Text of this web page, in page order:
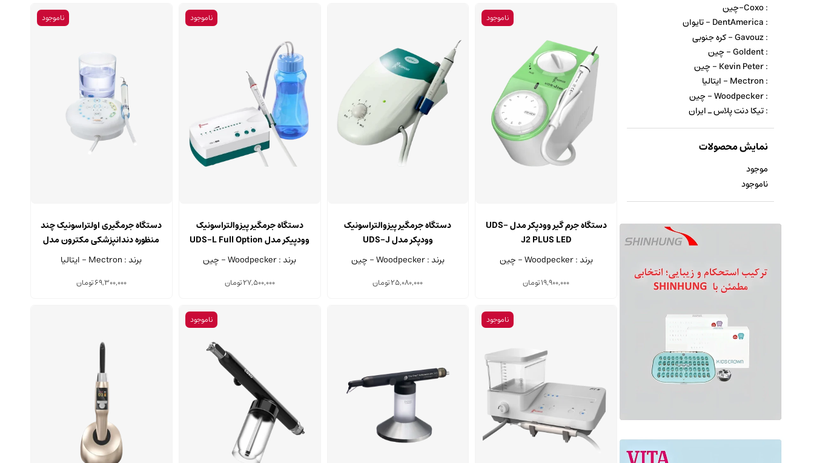
: Coxo-چین
: DentAmerica - تایوان
: Gavouz - کره جنوبی
: Goldent - چین
: Kevin Peter - چین
: Mectron - ایتالیا
: Woodpecker - چین
: تیکا دنت پلاس ـ ایران
نمایش محصولات
موجود
ناموجود
ناموجود
دستگاه جرم گیر وودپکر مدل UDS-
J2 PLUS LED
برند : Woodpecker - چین
19,900,000تومان
دستگاه جرمگیر پیزوالتراسونیک
وودپکر مدل UDS-J
برند : Woodpecker - چین
25,080,000تومان
ناموجود
دستگاه جرمگیر پیزوالتراسونیک
وودپیکر مدل UDS-L Full Option
برند : Woodpecker - چین
27,500,000تومان
ناموجود
دستگاه جرمگیری اولتراسونیک چند
منظوره دندانپزشکی مکترون مدل
Micropiezo برند : Mectron - ایتالیا
69,300,000تومان
ناموجود ناموجود